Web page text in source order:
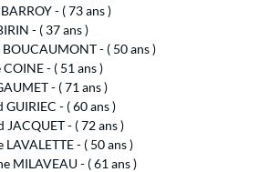
- ( 73 ans )
- ( 37 ans )
- ( 50 ans )
- ( 51 ans )
- ( 71 ans )
GUIRIEC - ( 60 ans )
JACQUET - ( 72 ans )
- ( 50 ans )
MILAVEAU - ( 61 ans )